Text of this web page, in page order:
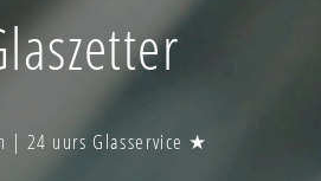
| 24 uurs Glasservice ★